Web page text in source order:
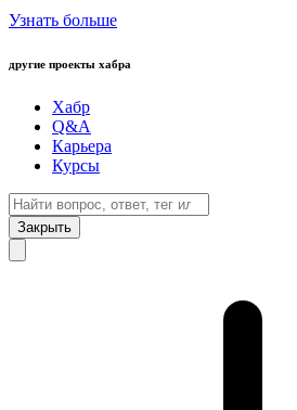
Узнать больше
другие проекты хабра
Хабр
Q&A
Карьера
Курсы
Закрыть